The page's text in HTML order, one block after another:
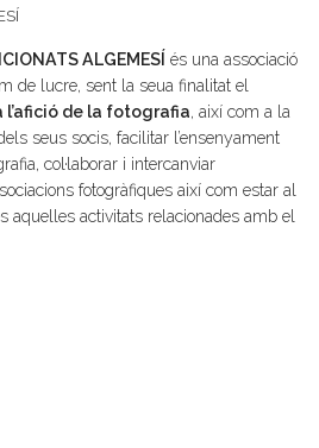
ALGEMESÍ és una associació
de lucre, sent la seua finalitat el
l’afició de la fotografia, així com a la
seus socis, facilitar l’ensenyament
col·laborar i intercanviar
fotogràfiques així com estar al
aquelles activitats relacionades amb el